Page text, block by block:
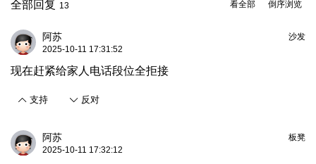
倒序浏览
看全部
全部回复 13
沙发
阿苏
2025-10-11 17:31:52
现在赶紧给家人电话段位全拒接
支持 反对
板凳
阿苏
2025-10-11 17:32:12